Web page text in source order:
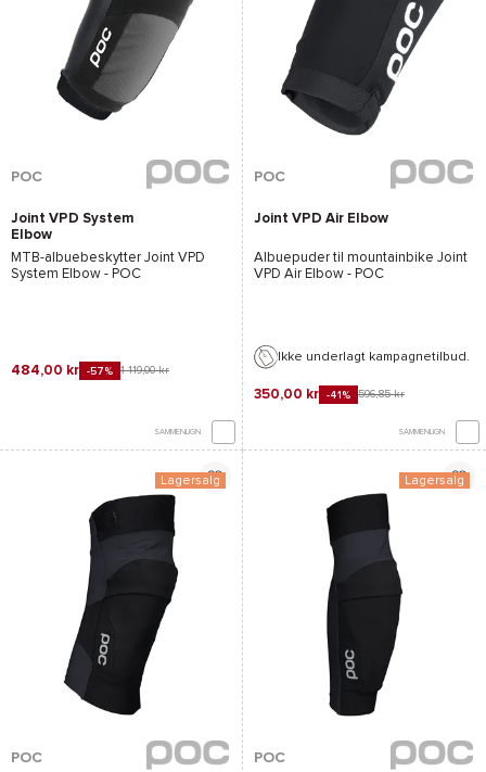
POC
Joint VPD System
Elbow
MTB-albuebeskytter Joint VPD
System Elbow - POC
484,00 kr -57% 1 119,00 kr
SAMMENLIGN
POC
Joint VPD Air Elbow
Albuepuder til mountainbike Joint
VPD Air Elbow - POC
Ikke underlagt kampagnetilbud.
350,00 kr -41% 596,85 kr
SAMMENLIGN
Lagersalg
POC
Lagersalg
POC